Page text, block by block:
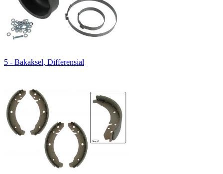
5 - Bakaksel, Differensial